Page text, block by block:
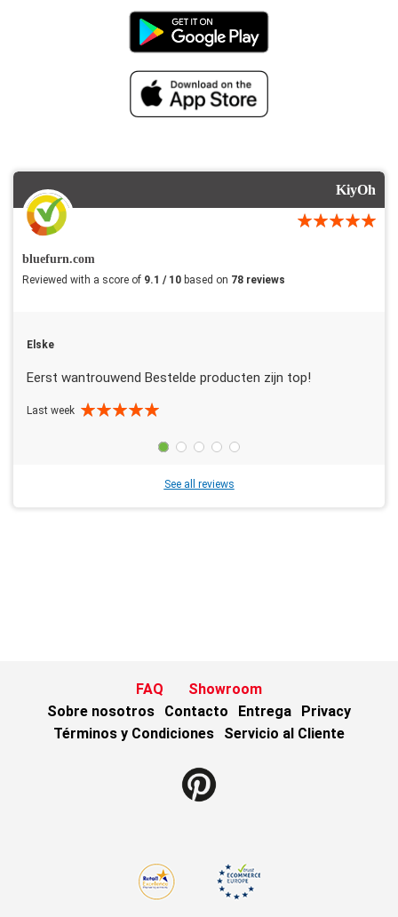
KiyOh
bluefurn.com
Reviewed with a score of 9.1 / 10 based on 78 reviews
Elske
Eerst wantrouwend Bestelde producten zijn top!
Last week
See all reviews
FAQ
Showroom
Sobre nosotros
Contacto Entrega
Privacy
Términos y Condiciones
Servicio al Cliente